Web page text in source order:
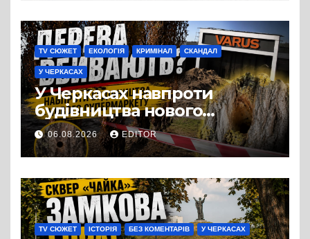
TV СЮЖЕТ ЕКОЛОГІЯ КРИМІНАЛ СКАНДАЛ
У ЧЕРКАСАХ
У Черкасах навпроти
будівництва нового
супермаркету VARUS на
проспекті Перемоги всохли
дерева. І це навряд чи
можна назвати
випадковістю
06.08.2026 EDITOR
TV СЮЖЕТ ІСТОРІЯ БЕЗ КОМЕНТАРІВ У ЧЕРКАСАХ